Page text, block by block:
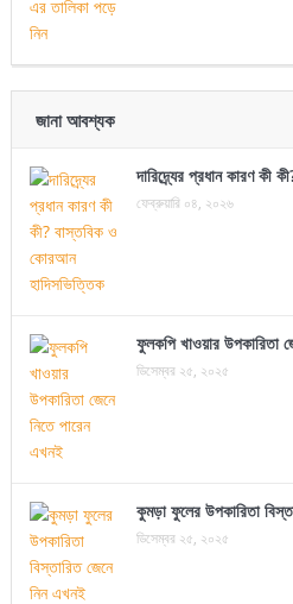
জানা আবশ্যক
দারিদ্র্যের প্রধান কারণ
ফেব্রুয়ারি ০৪, ২০২৬
ফুলকপি খাওয়ার উপকারিতা
ডিসেম্বর ২৫, ২০২৫
কুমড়া ফুলের উপকারিতা
ডিসেম্বর ২৫, ২০২৫